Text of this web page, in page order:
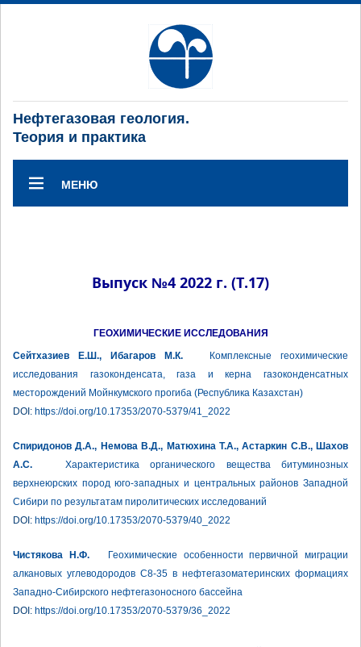
Нефтегазовая геология.
Теория и практика
МЕНЮ
Выпуск №4 2022 г. (Т.17)
ГЕОХИМИЧЕСКИЕ ИССЛЕДОВАНИЯ
Сейтхазиев Е.Ш., Ибагаров М.К.
Комплексные геохимические
исследования газоконденсата, газа и керна газоконденсатных
месторождений Мойнкумского прогиба (Республика Казахстан)
DOI: https://doi.org/10.17353/2070-5379/41_2022
Спиридонов Д.А., Немова В.Д., Матюхина Т.А., Астаркин С.В., Шахов
А.С. Характеристика органического вещества битуминозных
верхнеюрских пород юго-западных и центральных районов Западной
Сибири по результатам пиролитических исследований
DOI: https://doi.org/10.17353/2070-5379/40_2022
Чистякова Н.Ф.Геохимические особенности первичной миграции
алкановых углеводородов С8-35 в нефтегазоматеринских формациях
Западно-Сибирского нефтегазоносного бассейна
DOI: https://doi.org/10.17353/2070-5379/36_2022